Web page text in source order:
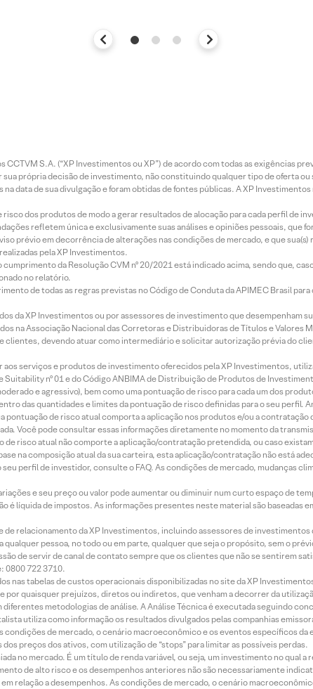
S.A. (“XP Investimentos ou XP”) de acordo com todas as exigências
própria decisão de investimento, não constituindo qualquer tipo de oferta
data de sua divulgação e foram obtidas de fontes públicas. A XP
dos produtos de modo a gerar resultados de alocação para cada perfil de
refletem única e exclusivamente suas análises e opiniões pessoais, que
prévio em decorrência de alterações nas condições de mercado, e que
pela XP Investimentos.
da Resolução CVM nº 20/2021 está indicado acima, sendo que,
no relatório.
de todas as regras previstas no Código de Conduta da APIMEC Brasil
da XP Investimentos ou por assessores de investimento que desempenham
na Associação Nacional das Corretoras e Distribuidoras de Títulos e Valores
devendo atuar como intermediário e solicitar autorização prévia do
serviços e produtos de investimento oferecidos pela XP Investimentos,
nº 01 e do Código ANBIMA de Distribuição de Produtos de
e agressivo), bem como uma pontuação de risco para cada um dos
das quantidades e limites da pontuação de risco definidas para o seu perfil.
de risco atual comporta a aplicação nos produtos e/ou a contratação
Você pode consultar essas informações diretamente no momento da
de risco atual não comporte a aplicação/contratação pretendida, ou caso
na composição atual da sua carteira, esta aplicação/contratação não está
perfil de investidor, consulte o FAQ. As condições de mercado, mudanças
e seu preço ou valor pode aumentar ou diminuir num curto espaço de
líquida de impostos. As informações presentes neste material são baseadas
relacionamento da XP Investimentos, incluindo assessores de investimentos
pessoa, no todo ou em parte, qualquer que seja o propósito, sem o
de servir de canal de contato sempre que os clientes que não se sentirem
0800 722 3710.
nas tabelas de custos operacionais disponibilizadas no site da XP
por quaisquer prejuízos, diretos ou indiretos, que venham a decorrer da
diferentes metodologias de análise. A Análise Técnica é executada seguindo
utiliza como informação os resultados divulgados pelas companhias
de mercado, o cenário macroeconômico e os eventos específicos
preços dos ativos, com utilização de “stops” para limitar as possíveis perdas.
no mercado. É um título de renda variável, ou seja, um investimento no qual
de alto risco e os desempenhos anteriores não são necessariamente
relação a desempenhos. As condições de mercado, o cenário